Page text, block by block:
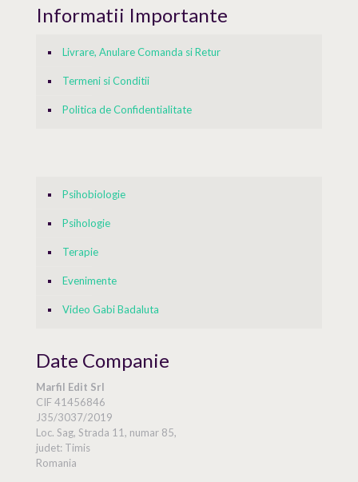
Informatii Importante
Livrare, Anulare Comanda si Retur
Termeni si Conditii
Politica de Confidentialitate
Psihobiologie
Psihologie
Terapie
Evenimente
Video Gabi Badaluta
Date Companie
Marfil Edit Srl
CIF 41456846
J35/3037/2019
Loc. Sag, Strada 11, numar 85,
judet: Timis
Romania